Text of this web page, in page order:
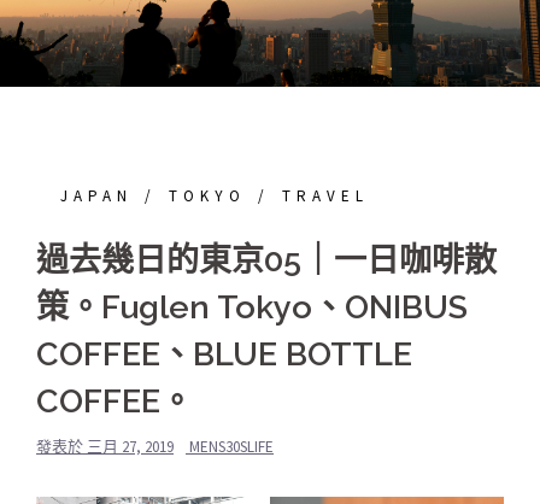
JAPAN TOKYO TRAVEL
過去幾日的東京05｜一日咖啡散
策。Fuglen Tokyo、ONIBUS
COFFEE、BLUE BOTTLE
COFFEE。
發表於 三月 27, 2019 MENS30SLIFE